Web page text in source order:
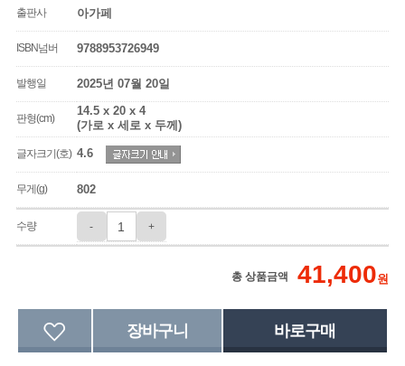
출판사 아가페
ISBN넘버 9788953726949
발행일 2025년 07월 20일
판형(cm)
14.5 x 20 x 4
(가로 x 세로 x 두께)
글자크기(호) 4.6
무게(g) 802
수량 - +
총 상품금액 41,400원